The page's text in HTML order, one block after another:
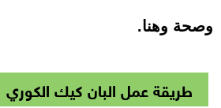
وصحة وهنا.
طريقة عمل البان كيك الكوري